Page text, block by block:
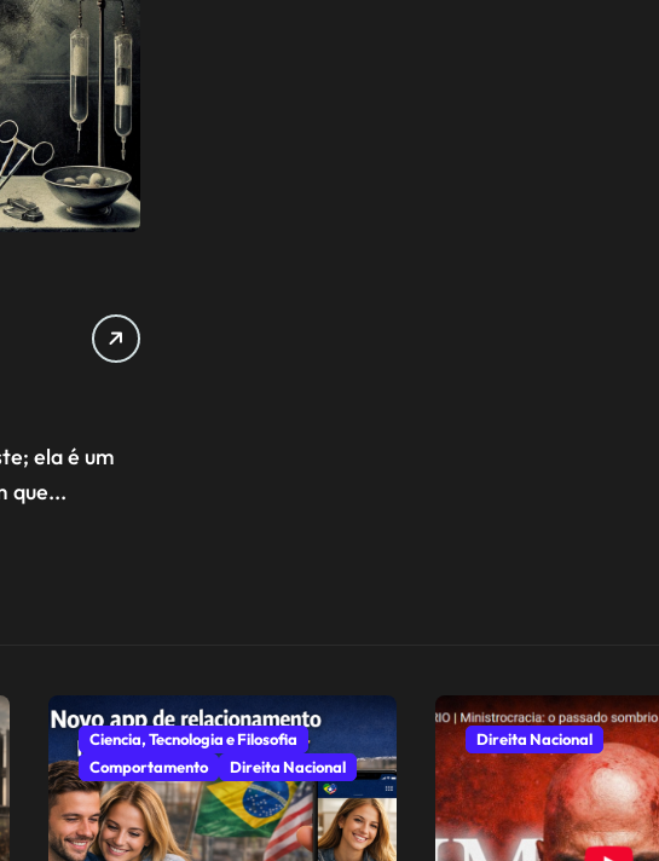
ela é um
que...
Ciencia, Tecnologia e Filosofia
Comportamento
Direita Nacional
Direita Nacional